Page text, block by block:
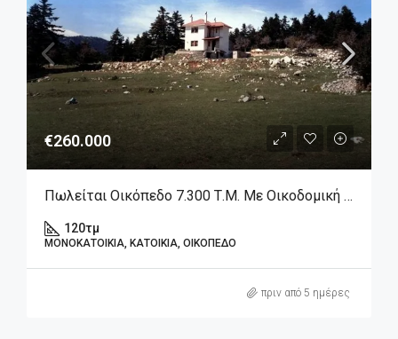
€260.000
Πωλείται Οικόπεδο 7.300 Τ.μ. Με Οικοδομική Άδεια & Ημιτελή Μεζονέτα Στην Αράχωβα – Λιβάδι
120τμ
ΜΟΝΟΚΑΤΟΙΚΊΑ, ΚΑΤΟΙΚΊΑ, ΟΙΚΌΠΕΔΟ
πριν από 5 ημέρες